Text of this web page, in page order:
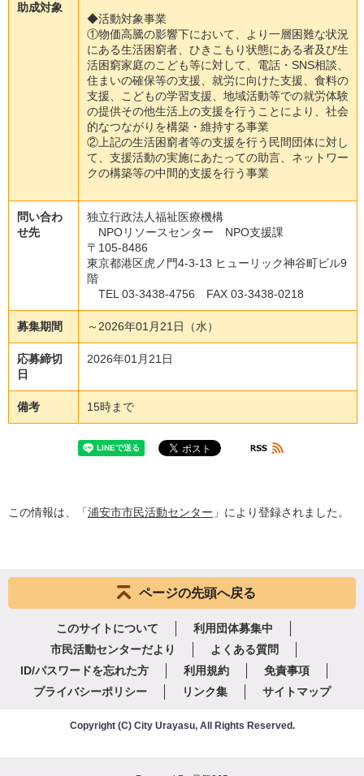
助成対象
◆活動対象事業
①物価高騰の影響下において、より一層困難な状況
にある生活困窮者、ひきこもり状態にある者及び生
活困窮家庭のこども等に対して、電話・SNS相談、
住まいの確保等の支援、就労に向けた支援、食料の
支援、こどもの学習支援、地域活動等での就労体験
の提供その他生活上の支援を行うことにより、社会
的なつながりを構築・維持する事業
②上記の生活困窮者等の支援を行う民間団体に対し
て、支援活動の実施にあたっての助言、ネットワー
クの構築等の中間的支援を行う事業
問い合わ
せ先
独立行政法人福祉医療機構
NPOリソースセンター NPO支援課
〒105-8486
東京都港区虎ノ門4-3-13 ヒューリック神谷町ビル9
階
TEL 03-3438-4756 FAX 03-3438-0218
募集期間 ～2026年01月21日（水）
応募締切
日
2026年01月21日
備考 15時まで
この情報は、「浦安市市民活動センター 」により登録されました。
ページの先頭へ戻る
このサイトについて
利用団体募集中
市民活動センターだより
よくある質問
ID/パスワードを忘れた方
利用規約
免責事項
プライバシーポリシー
リンク集 サイトマップ
Copyright (C) City Urayasu, All Rights Reserved.